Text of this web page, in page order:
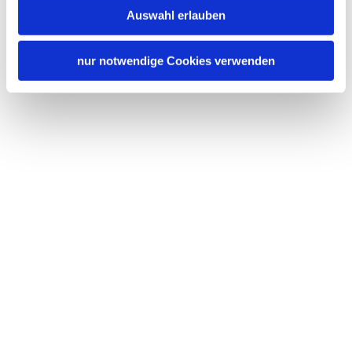
Auswahl erlauben
nur notwendige Cookies verwenden